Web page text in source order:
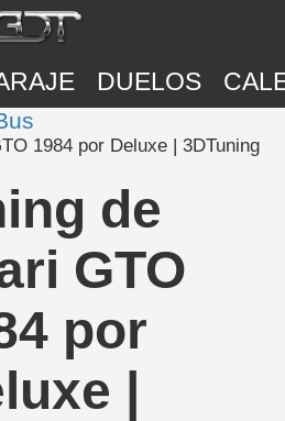
DUELOS
1984 por Deluxe | 3DTuning
de
GTO
por
|